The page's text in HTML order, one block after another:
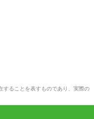
ることを表すものであり、実際の